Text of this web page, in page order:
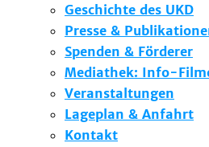
Geschichte des UKD
Presse &
Spenden & Förderer
Mediathek: Info-
Veranstaltungen
Lageplan & Anfahrt
Kontakt